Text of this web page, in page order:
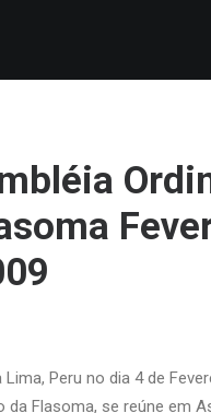
Lima, Peru no dia 4 de
da Flasoma, se reúne em